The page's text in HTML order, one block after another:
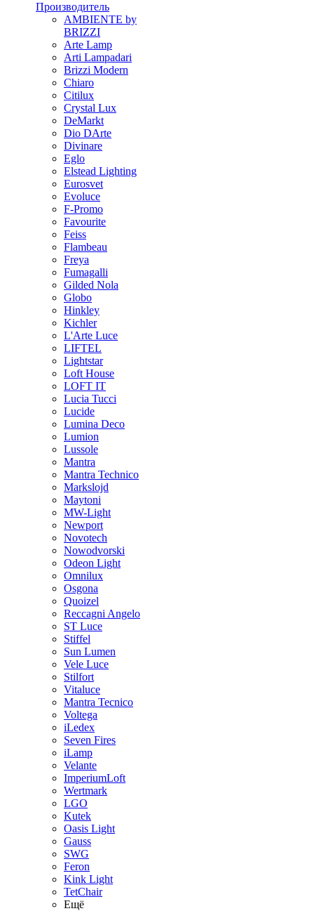
Производитель
AMBIENTE by
BRIZZI
Arte Lamp
Arti Lampadari
Brizzi Modern
Chiaro
Citilux
Crystal Lux
DeMarkt
Dio DArte
Divinare
Eglo
Elstead Lighting
Eurosvet
Evoluce
F-Promo
Favourite
Feiss
Flambeau
Freya
Fumagalli
Gilded Nola
Globo
Hinkley
Kichler
L'Arte Luce
LIFTEL
Lightstar
Loft House
LOFT IT
Lucia Tucci
Lucide
Lumina Deco
Lumion
Lussole
Mantra
Mantra Technico
Markslojd
Maytoni
MW-Light
Newport
Novotech
Nowodvorski
Odeon Light
Omnilux
Osgona
Quoizel
Reccagni Angelo
ST Luce
Stiffel
Sun Lumen
Vele Luce
Stilfort
Vitaluce
Mantra Tecnico
Voltega
iLedex
Seven Fires
iLamp
Velante
ImperiumLoft
Wertmark
LGO
Kutek
Oasis Light
Gauss
SWG
Feron
Kink Light
TetСhair
Ещё